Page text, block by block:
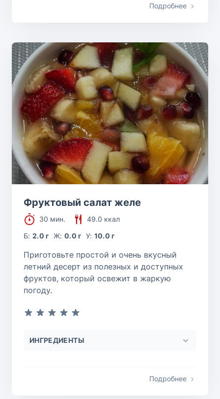
Подробнее
Фруктовый салат желе
30 мин.
49.0 ккал
Б:2.0 г Ж: 0.0 г У: 10.0 г
Приготовьте простой и очень вкусный
летний десерт из полезных и доступных
фруктов, который освежит в жаркую
погоду.
ИНГРЕДИЕНТЫ
Подробнее